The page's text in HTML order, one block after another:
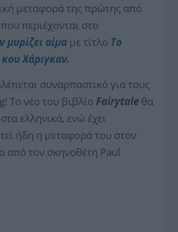
μεταφορά της πρώτης από
περιέχονται στο
μυρίζει αίμα με τίτλο Το
Χάριγκαν.
συναρπαστικό για τους
Το νέο του βιβλίο Fairytale θα
ελληνικά, ενώ έχει
ήδη η μεταφορά του στον
από τον σκηνοθέτη Paul